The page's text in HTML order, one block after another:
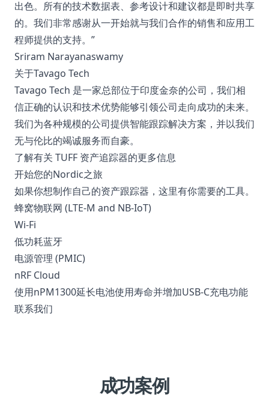
出色。所有的技术数据表、参考设计和建议都是即时共享
的。我们非常感谢从一开始就与我们合作的销售和应用工
程师提供的支持。”
Sriram Narayanaswamy
关于Tavago Tech
Tavago Tech 是一家总部位于印度金奈的公司，我们相
信正确的认识和技术优势能够引领公司走向成功的未来。
我们为各种规模的公司提供智能跟踪解决方案，并以我们
无与伦比的竭诚服务而自豪。
了解有关 TUFF 资产追踪器的更多信息
开始您的Nordic之旅
如果你想制作自己的资产跟踪器，这里有你需要的工具。
蜂窝物联网 (LTE-M and NB-IoT)
Wi-Fi
低功耗蓝牙
电源管理 (PMIC)
nRF Cloud
使用nPM1300延长电池使用寿命并增加USB-C充电功能
联系我们
成功案例